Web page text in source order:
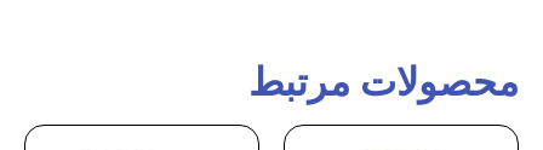
محصولات مرتبط